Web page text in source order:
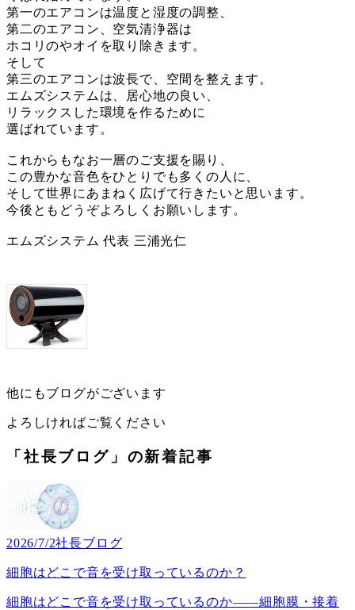
第一のエアコンは温度と湿度の調整、
第二のエアコン、空気清浄器は
ホコリのやオイを取り除きます。
そして
第三のエアコンは波長で、空間を整えます。
エムズシステムは、居心地の良い、
リラックスした環境を作るために
選ばれています。
これからもなお一層のご支援を賜り、
この豊かな音色をひとりでも多くの人に、
そして世界にあまねく広げて行きたいと思います。
今後ともどうぞよろしくお願いします。
エムズシステム 代表 三浦光仁
他にもブログがございます
よろしければご覧ください
「社長ブログ」の新着記事
2026/7/2社長ブログ
細胞はどこで音を受け取っているのか？
細胞はどこで音を受け取っているのか――細胞膜・接着